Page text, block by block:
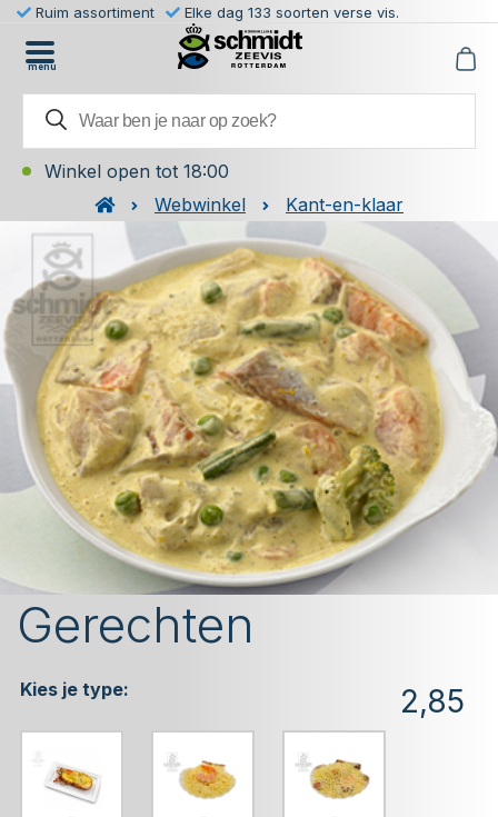
Ruim assortiment Elke dag 133 soorten verse vis.
menu
Winkel open tot 18:00
Webwinkel
Kant-en-klaar
Gerechten
2,85
Kies je type: